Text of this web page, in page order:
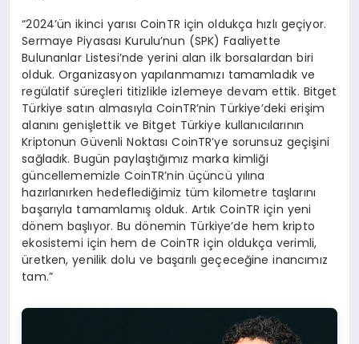
“2024’ün ikinci yarısı CoinTR için oldukça hızlı geçiyor.
Sermaye Piyasası Kurulu’nun (SPK) Faaliyette
Bulunanlar Listesi’nde yerini alan ilk borsalardan biri
olduk. Organizasyon yapılanmamızı tamamladık ve
regülatif süreçleri titizlikle izlemeye devam ettik. Bitget
Türkiye satın almasıyla CoinTR’nin Türkiye’deki erişim
alanını genişlettik ve Bitget Türkiye kullanıcılarının
Kriptonun Güvenli Noktası CoinTR’ye sorunsuz geçişini
sağladık. Bugün paylaştığımız marka kimliği
güncellememizle CoinTR’nin üçüncü yılına
hazırlanırken hedeflediğimiz tüm kilometre taşlarını
başarıyla tamamlamış olduk. Artık CoinTR için yeni
dönem başlıyor. Bu dönemin Türkiye’de hem kripto
ekosistemi için hem de CoinTR için oldukça verimli,
üretken, yenilik dolu ve başarılı geçeceğine inancımız
tam.”